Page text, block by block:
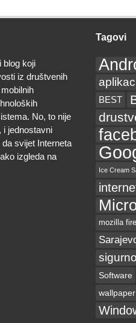
blog koji
iz društvenih
No, to nije
i jednostavni
svijet Interneta
izgleda na
Tagovi
BEST
Ice Cream
mozilla
Software
wallpaper